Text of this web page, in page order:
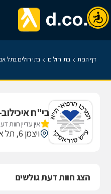
דף הבית בתי חולים בתי חולים בתל
בי"ח
אין עדיין חוות
ויצמן 6, תל אביב
הצג חוות דעת גולשים